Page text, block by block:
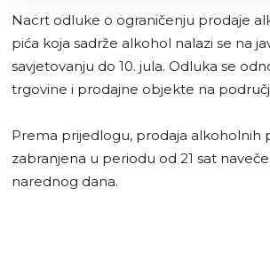
Nacrt odluke o ograničenju prodaje
pića koja sadrže alkohol nalazi se na
savjetovanju do 10. jula. Odluka se
trgovine i prodajne objekte na
Prema prijedlogu, prodaja alkoholnih
zabranjena u periodu od 21 sat
narednog dana.